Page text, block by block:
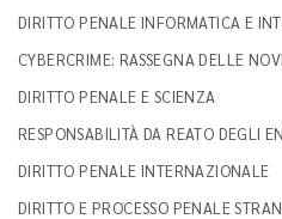
DIRITTO PENALE INFORMATICA E
CYBERCRIME: RASSEGNA DELLE
DIRITTO PENALE E SCIENZA
RESPONSABILITÀ DA REATO DEGLI
DIRITTO PENALE INTERNAZIONALE
DIRITTO E PROCESSO PENALE